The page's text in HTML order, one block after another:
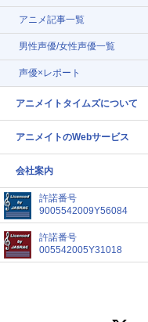
アニメ記事一覧
男性声優/女性声優一覧
声優×レポート
アニメイトタイムズについて
アニメイトのWebサービス
会社案内
許諾番号
9005542009Y56084
許諾番号
005542005Y31018